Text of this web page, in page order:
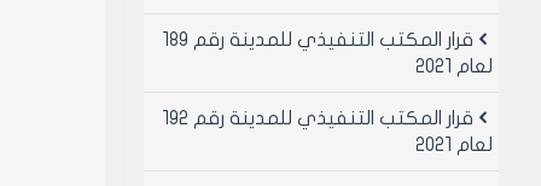
قرار المكتب التنفيذي للمدينة رقم 189
لعام 2021
قرار المكتب التنفيذي للمدينة رقم 192
لعام 2021